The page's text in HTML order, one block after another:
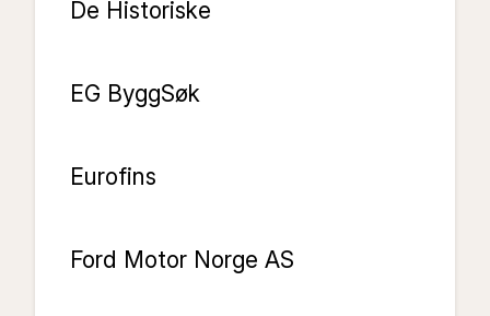
De Historiske
EG ByggSøk
Eurofins
Ford Motor Norge AS